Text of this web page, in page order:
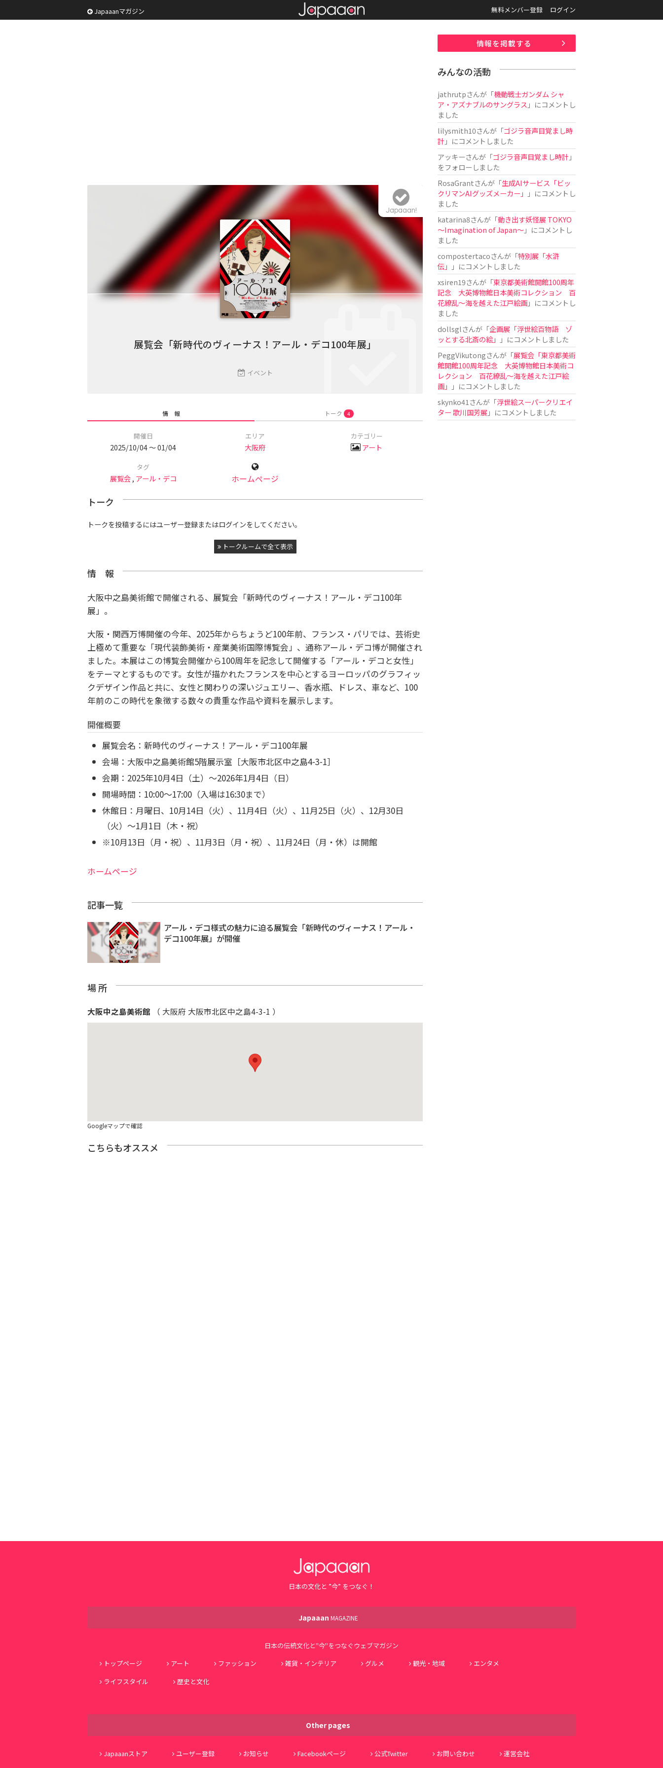
Japaaanマガジン 無料メンバー登録 ログイン
展覧会「新時代のヴィーナス！アール・デコ100年展」
イベント
Japaaan!
情 報 トーク 4
開催日
2025/10/04 〜 01/04
エリア
大阪府
カテゴリー
アート
タグ
展覧会, アール・デコ ホームページ
トーク
トークを投稿するにはユーザー登録またはログインをしてください。
トークルームで全て表示
情 報
大阪中之島美術館で開催される、展覧会「新時代のヴィーナス！アール・デコ100年
展」。
大阪・関西万博開催の今年、2025年からちょうど100年前、フランス・パリでは、芸術史
上極めて重要な「現代装飾美術・産業美術国際博覧会」、通称アール・デコ博が開催され
ました。本展はこの博覧会開催から100周年を記念して開催する「アール・デコと女性」
をテーマとするものです。女性が描かれたフランスを中心とするヨーロッパのグラフィッ
クデザイン作品と共に、女性と関わりの深いジュエリー、香水瓶、ドレス、車など、100
年前のこの時代を象徴する数々の貴重な作品や資料を展示します。
開催概要
展覧会名：新時代のヴィーナス！アール・デコ100年展
会場：大阪中之島美術館5階展示室［大阪市北区中之島4-3-1］
会期：2025年10月4日（土）～2026年1月4日（日）
開場時間：10:00～17:00（入場は16:30まで）
休館日：月曜日、10月14日（火）、11月4日（火）、11月25日（火）、12月30日
（火）～1月1日（木・祝）
※10月13日（月・祝）、11月3日（月・祝）、11月24日（月・休）は開館
ホームページ
記事一覧
アール・デコ様式の魅力に迫る展覧会「新時代のヴィーナス！アール・
デコ100年展」が開催
場 所
大阪中之島美術館 （ 大阪府 大阪市北区中之島4-3-1 ）
Googleマップで確認
こちらもオススメ
情報を掲載する
みんなの活動
jathrutpさんが「機動戦士ガンダム シャ
ア・アズナブルのサングラス 」にコメントし
ました
lilysmith10さんが「ゴジラ音声目覚まし時
計」にコメントしました
アッキーさんが「ゴジラ音声目覚まし時計」
をフォローしました
RosaGrantさんが「生成AIサービス「ビッ
クリマンAIグッズメーカー」
」にコメントし
ました
katarina8さんが「動き出す妖怪展 TOKYO
〜Imagination of Japan〜」にコメントし
ました
compostertacoさんが「特別展「水滸
伝」
」にコメントしました
xsiren19さんが「東京都美術館開館100周年
記念 大英博物館日本美術コレクション 百
花繚乱～海を越えた江戸絵画」にコメントし
ました
dollsglさんが「企画展「浮世絵百物語 ゾ
ッとする北斎の絵」
」にコメントしました
PeggVikutongさんが「展覧会「東京都美術
館開館100周年記念 大英博物館日本美術コ
レクション 百花繚乱〜海を越えた江戸絵
画」
」にコメントしました
skynko41 さんが「浮世絵スーパークリエイ
ター 歌川国芳展 」にコメントしました
日本の文化と ”今” をつなぐ！
Japaaan MAGAZINE
日本の伝統文化と"今"をつなぐウェブマガジン
トップページ
アート ファッション 雑貨・インテリア グルメ 観光・地域
エンタメ
ライフスタイル
歴史と文化
Other pages
Japaaanストア ユーザー登録 お知らせ Facebookページ 公式Twitter お問い合わせ 運営会社